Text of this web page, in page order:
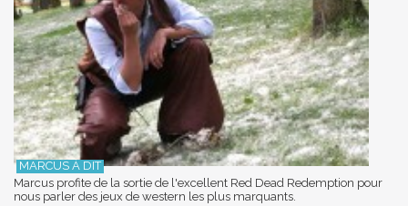
Marcus profite de la sortie de l'excellent Red Dead Redemption pour
nous parler des jeux de western les plus marquants.